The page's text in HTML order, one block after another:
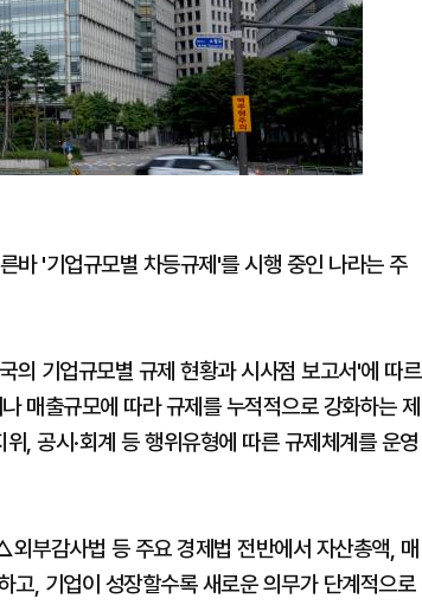
바 '기업규모별 차등규제'를 시행 중인 나라는 주
기업규모별 규제 현황과 시사점 보고서'에 따르
매출규모에 따라 규제를 누적적으로 강화하는 제
, 공시·회계 등 행위유형에 따른 규제체계를 운영
감사법 등 주요 경제법 전반에서 자산총액, 매
고, 기업이 성장할수록 새로운 의무가 단계적으로